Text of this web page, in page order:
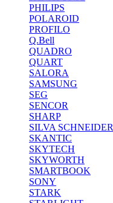
PHILIPS
POLAROID
PROFILO
Q.Bell
QUADRO
QUART
SALORA
SAMSUNG
SEG
SENCOR
SHARP
SILVA SCHNEIDER
SKANTIC
SKYTECH
SKYWORTH
SMARTBOOK
SONY
STARK